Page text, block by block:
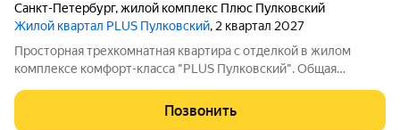
Санкт-Петербург,жилой комплекс Плюс Пулковский
Жилой квартал PLUS Пулковский, 2 квартал 2027
Просторная трехкомнатная квартира с отделкой в жилом
комплексе комфорт-класса "PLUS Пулковский". Общая
площадь просторной кухни-столовой: 21.1 кв.м. Квартира -
распашонка, без проходных
Позвонить